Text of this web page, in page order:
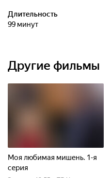
Длительность
99 минут
Другие фильмы
Моя любимая мишень. 1-я
серия